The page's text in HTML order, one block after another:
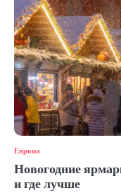
Европа
Новогодние
и где лучше